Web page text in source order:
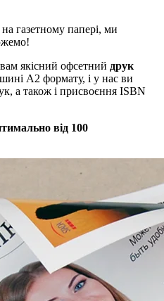
газетному папері, ми
якісний офсетний друк
А2 формату, і у нас ви
а також і присвоєння ISBN
від 100